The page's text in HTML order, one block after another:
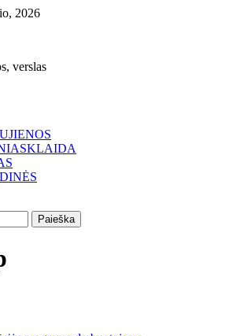
2026
verslas